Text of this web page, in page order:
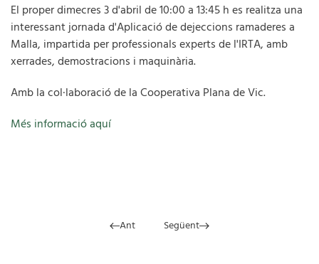
El proper dimecres 3 d'abril de 10:00 a 13:45 h es realitza una
interessant jornada d'Aplicació de dejeccions ramaderes a
Malla, impartida per professionals experts de l'IRTA, amb
xerrades, demostracions i maquinària.
Amb la col·laboració de la Cooperativa Plana de Vic.
Més informació aquí
Ant Següent